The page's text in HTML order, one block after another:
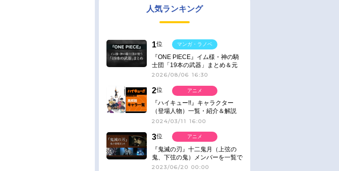
人気ランキング
1位
『ONE PIECE』イム様・神の騎
士団「19本の武器」まとめ＆元
ネタ
2026/08/06 16:30
マンガ・ラノベ
2位
『ハイキュー!!』キャラクター
（登場人物）一覧・紹介＆解説
2024/03/11 16:00
アニメ
3位
『鬼滅の刃』十二鬼月（上弦の
鬼、下弦の鬼）メンバーを一覧で
紹介＆解説（登場鬼の情報まと
2023/06/20 00:00
アニメ